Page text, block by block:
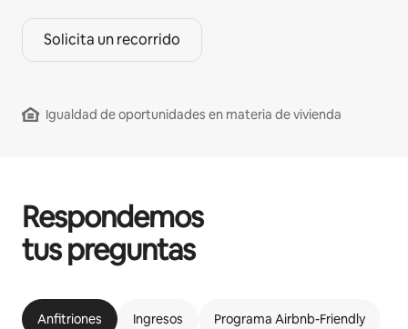
Solicita un recorrido
Igualdad de oportunidades en materia de vivienda
Respondemos
tus preguntas
Anfitriones Ingresos Programa Airbnb-Friendly